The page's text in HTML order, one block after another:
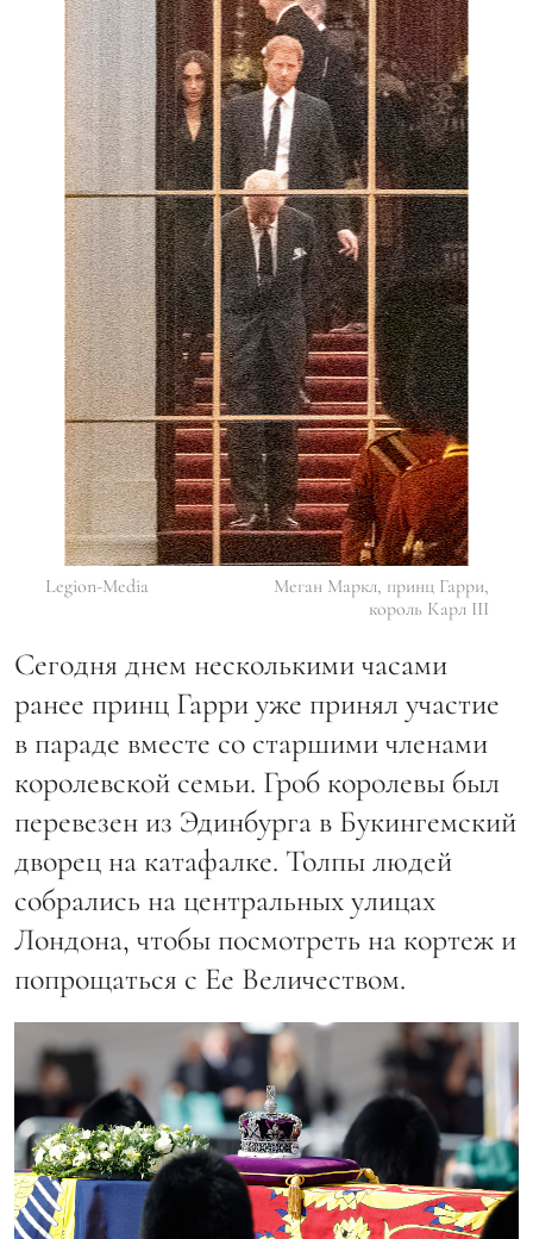
Legion-Media
Меган Маркл, принц Гарри,
король Карл III
Сегодня днем несколькими часами
ранее принц Гарри уже принял участие
в параде вместе со старшими членами
королевской семьи. Гроб королевы был
перевезен из Эдинбурга в Букингемский
дворец на катафалке. Толпы людей
собрались на центральных улицах
Лондона, чтобы посмотреть на кортеж и
попрощаться с Ее Величеством.